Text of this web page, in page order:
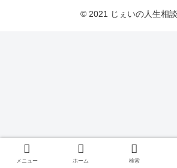
© 2021 じぇいの人生相談
メニュー ホーム 検索